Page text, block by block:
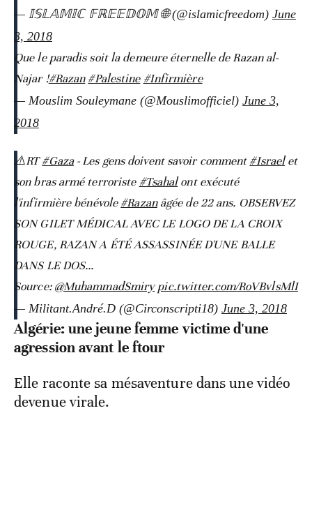
— 𝕀𝕊𝕃𝔸𝕄𝕀ℂ 𝔽ℝ𝔼𝔼𝔻𝕆𝕄 🌐 (@islamicfreedom) June
3, 2018
Que le paradis soit la demeure éternelle de Razan al-
Najar !#Razan #Palestine #Infirmière
— Mouslim Souleymane (@Mouslimofficiel) June 3,
2018
⚠️RT#Gaza- Les gens doivent savoir comment#Israelet
son bras armé terroriste #Tsahalont exécuté
l'infirmière bénévole#Razanâgée de 22 ans. OBSERVEZ
SON GILET MÉDICAL AVEC LE LOGO DE LA CROIX
ROUGE, RAZAN A ÉTÉ ASSASSINÉE D'UNE BALLE
DANS LE DOS...
Source:@MuhammadSmiry pic.twitter.com/RoVBvlsMlI
— Militant.André.D (@Circonscripti18) June 3, 2018
Algérie: une jeune femme victime d'une
agression avant le ftour
Elle raconte sa mésaventure dans une vidéo
devenue virale.